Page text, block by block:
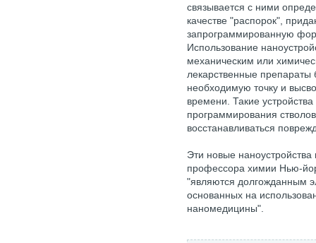
связывается с ними
качестве "распорок",
запрограммированную
Использование
механическим или
лекарственные препараты
необходимую точку и
времени. Такие
программирования
восстанавливаться
Эти новые
профессора химии Нью-
"являются долгожданным
основанных на
наномедицины".